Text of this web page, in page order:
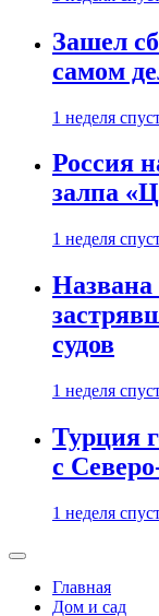
Зашел
самом
1 неделя
Россия
залпа
1 неделя
Названа
судов
1 неделя
Турция
с
1 неделя
Главная
Дом и сад